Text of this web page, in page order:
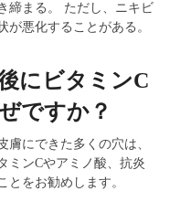
締まる。 ただし、ニキビ
悪化することがある。
にビタミンC
ですか？
膚にできた多くの穴は、
ミンCやアミノ酸、抗炎
とをお勧めします。